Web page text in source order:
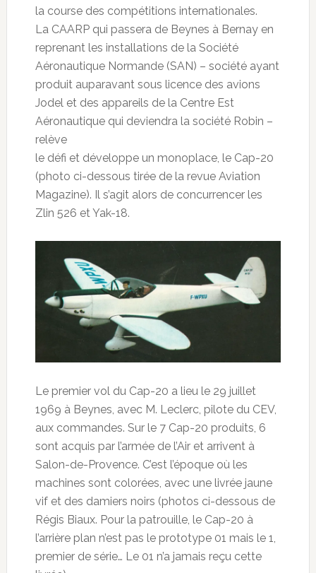
la course des compétitions internationales.
La CAARP qui passera de Beynes à Bernay en
reprenant les installations de la Société
Aéronautique Normande (SAN) – société ayant
produit auparavant sous licence des avions
Jodel et des appareils de la Centre Est
Aéronautique qui deviendra la société Robin –
relève
le défi et développe un monoplace, le Cap-20
(photo ci-dessous tirée de la revue Aviation
Magazine). Il s’agit alors de concurrencer les
Zlin 526 et Yak-18.
Le premier vol du Cap-20 a lieu le 29 juillet
1969 à Beynes, avec M. Leclerc, pilote du CEV,
aux commandes. Sur le 7 Cap-20 produits, 6
sont acquis par l’armée de l’Air et arrivent à
Salon-de-Provence. C’est l’époque où les
machines sont colorées, avec une livrée jaune
vif et des damiers noirs (photos ci-dessous de
Régis Biaux. Pour la patrouille, le Cap-20 à
l’arrière plan n’est pas le prototype 01 mais le 1,
premier de série… Le 01 n’a jamais reçu cette